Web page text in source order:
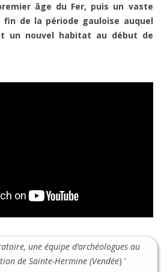
âge du Fer, puis un vaste
fin de la période gauloise auquel
un nouvel habitat au début de
une équipe d’archéologues au
de Sainte-Hermine (Vendée) ’